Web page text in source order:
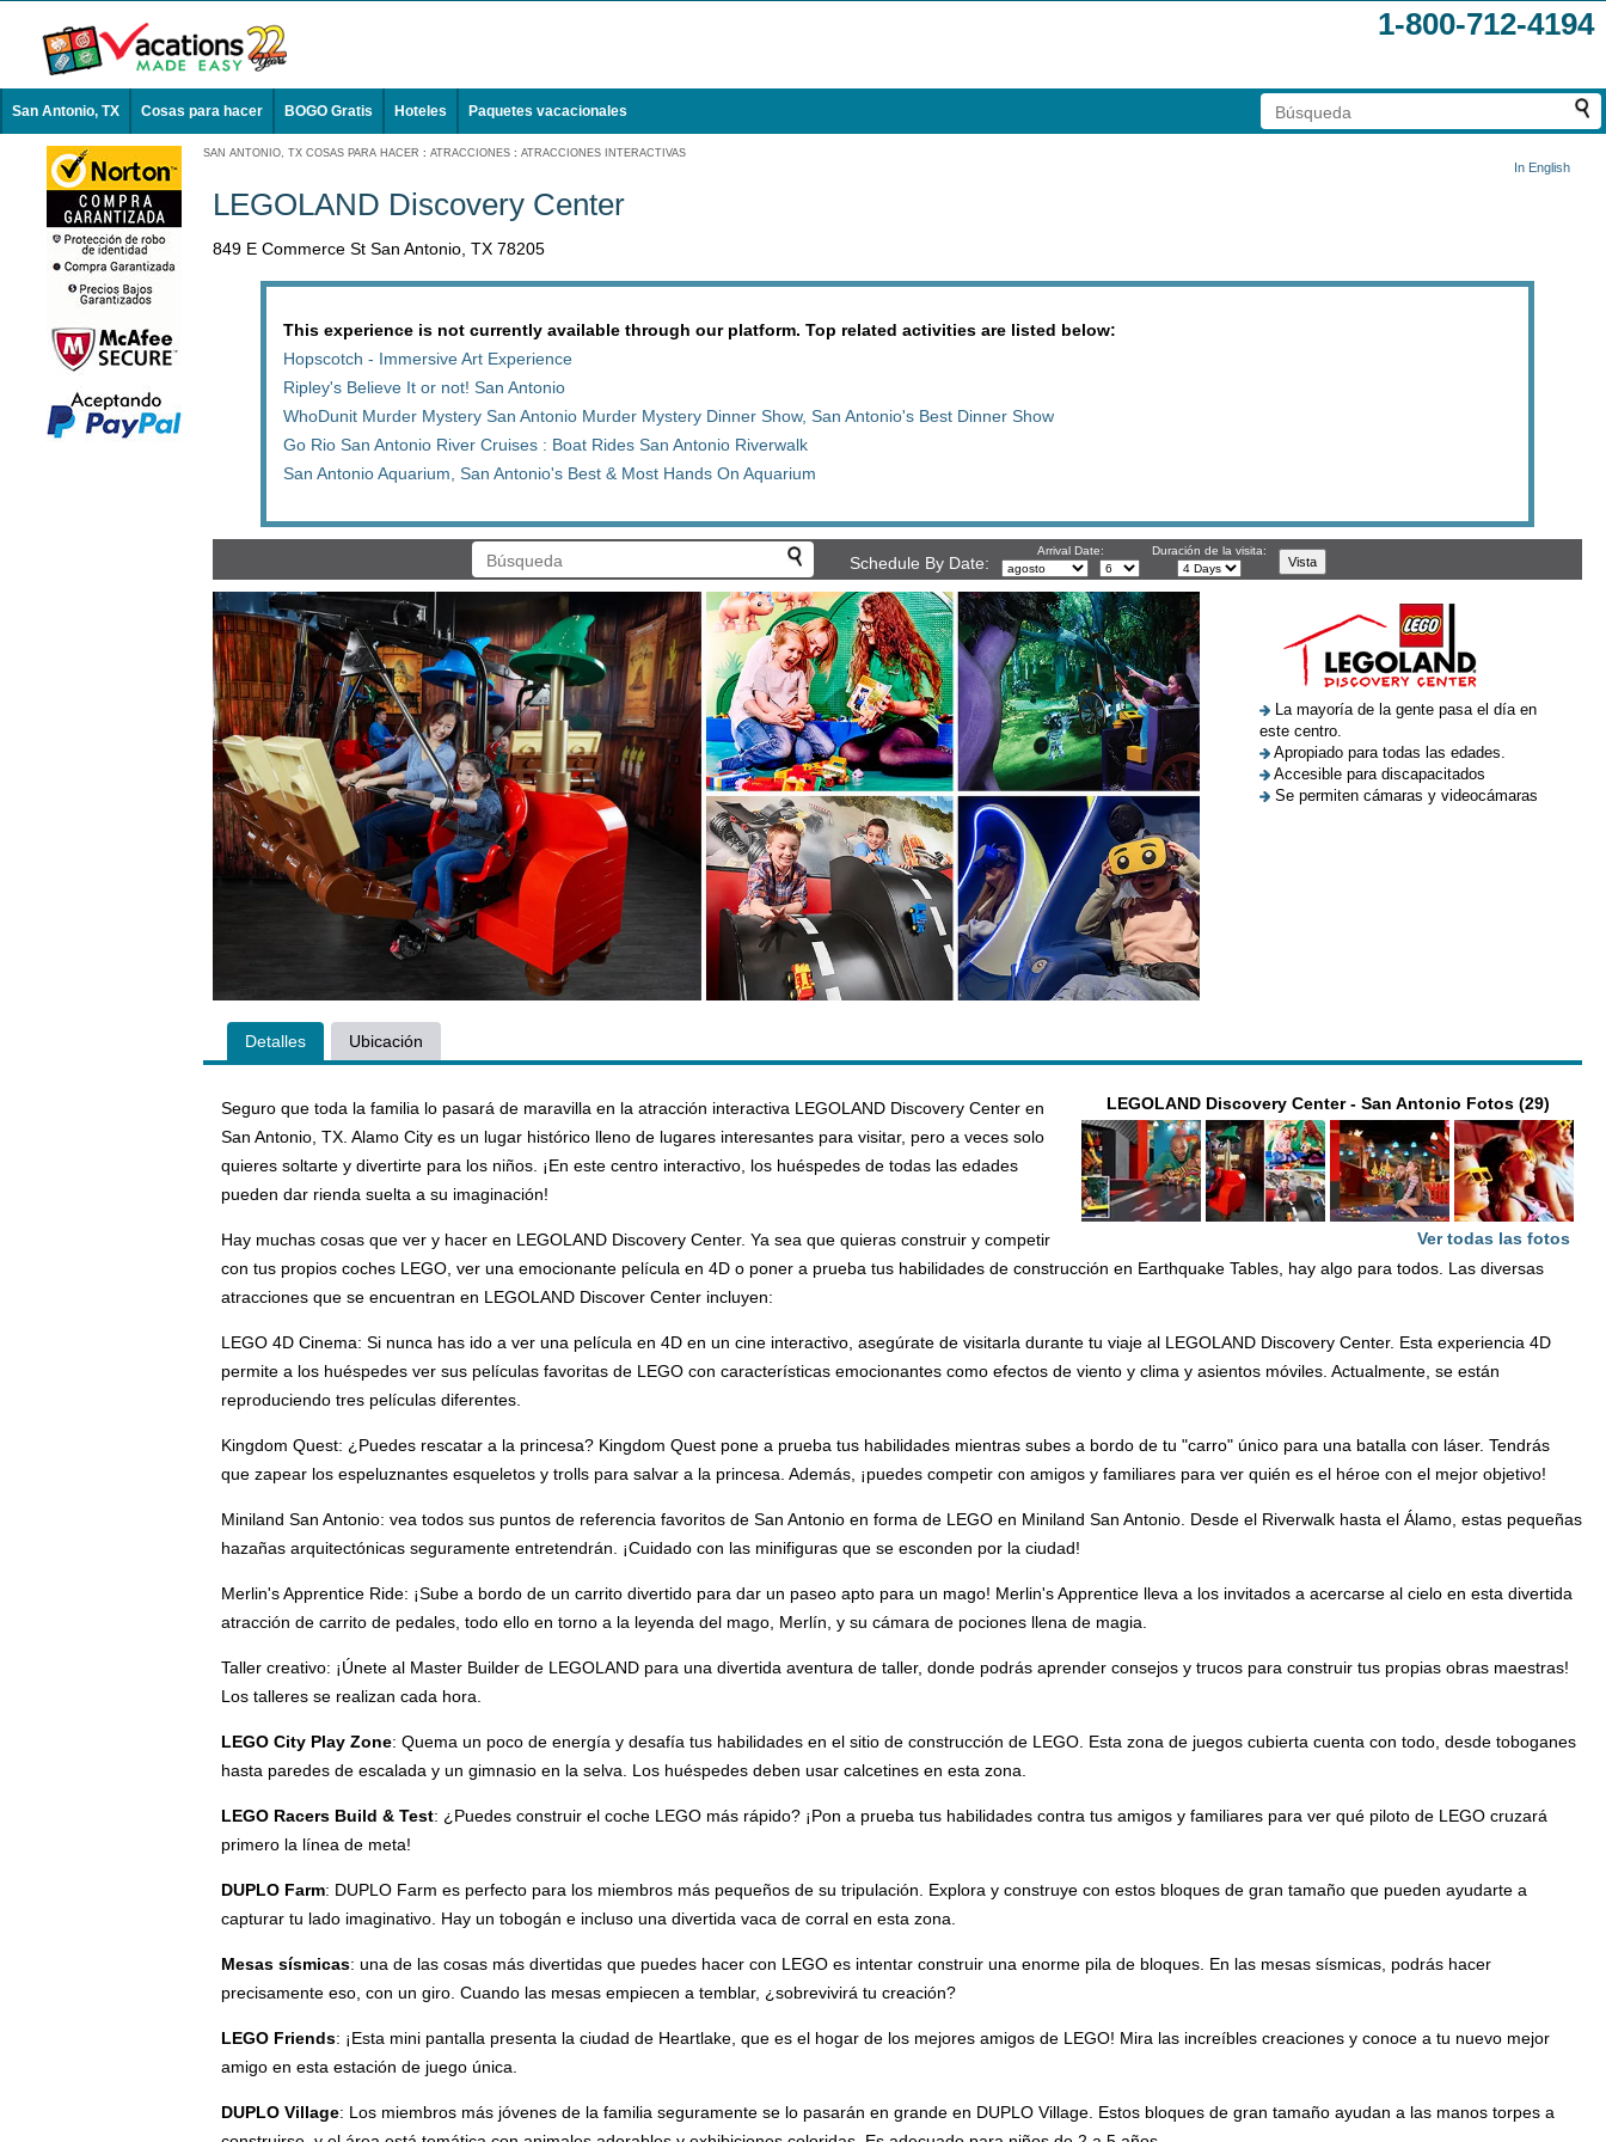
1-800-712-4194
San Antonio, TX Cosas para hacer BOGO Gratis Hoteles Paquetes vacacionales
SAN ANTONIO, TX COSAS PARA HACER : ATRACCIONES : ATRACCIONES INTERACTIVAS
In English
LEGOLAND Discovery Center
849 E Commerce St San Antonio, TX 78205
This experience is not currently available through our platform. Top related activities are listed below:
Hopscotch - Immersive Art Experience
Ripley's Believe It or not! San Antonio
WhoDunit Murder Mystery San Antonio Murder Mystery Dinner Show, San Antonio's Best Dinner Show
Go Rio San Antonio River Cruises : Boat Rides San Antonio Riverwalk
San Antonio Aquarium, San Antonio's Best & Most Hands On Aquarium
Schedule By Date:
Arrival Date: Duración de la visita:
La mayoría de la gente pasa el día en
este centro.
Apropiado para todas las edades.
Accesible para discapacitados
Se permiten cámaras y videocámaras
Detalles Ubicación
LEGOLAND Discovery Center - San Antonio Fotos (29)
Ver todas las fotos
Seguro que toda la familia lo pasará de maravilla en la atracción interactiva LEGOLAND Discovery Center en
San Antonio, TX. Alamo City es un lugar histórico lleno de lugares interesantes para visitar, pero a veces solo
quieres soltarte y divertirte para los niños. ¡En este centro interactivo, los huéspedes de todas las edades
pueden dar rienda suelta a su imaginación!
Hay muchas cosas que ver y hacer en LEGOLAND Discovery Center. Ya sea que quieras construir y competir
con tus propios coches LEGO, ver una emocionante película en 4D o poner a prueba tus habilidades de construcción en Earthquake Tables, hay algo para todos. Las diversas
atracciones que se encuentran en LEGOLAND Discover Center incluyen:
LEGO 4D Cinema: Si nunca has ido a ver una película en 4D en un cine interactivo, asegúrate de visitarla durante tu viaje al LEGOLAND Discovery Center. Esta experiencia 4D
permite a los huéspedes ver sus películas favoritas de LEGO con características emocionantes como efectos de viento y clima y asientos móviles. Actualmente, se están
reproduciendo tres películas diferentes.
Kingdom Quest: ¿Puedes rescatar a la princesa? Kingdom Quest pone a prueba tus habilidades mientras subes a bordo de tu "carro" único para una batalla con láser. Tendrás
que zapear los espeluznantes esqueletos y trolls para salvar a la princesa. Además, ¡puedes competir con amigos y familiares para ver quién es el héroe con el mejor objetivo!
Miniland San Antonio: vea todos sus puntos de referencia favoritos de San Antonio en forma de LEGO en Miniland San Antonio. Desde el Riverwalk hasta el Álamo, estas pequeñas
hazañas arquitectónicas seguramente entretendrán. ¡Cuidado con las minifiguras que se esconden por la ciudad!
Merlin's Apprentice Ride: ¡Sube a bordo de un carrito divertido para dar un paseo apto para un mago! Merlin's Apprentice lleva a los invitados a acercarse al cielo en esta divertida
atracción de carrito de pedales, todo ello en torno a la leyenda del mago, Merlín, y su cámara de pociones llena de magia.
Taller creativo: ¡Únete al Master Builder de LEGOLAND para una divertida aventura de taller, donde podrás aprender consejos y trucos para construir tus propias obras maestras!
Los talleres se realizan cada hora.
LEGO City Play Zone: Quema un poco de energía y desafía tus habilidades en el sitio de construcción de LEGO. Esta zona de juegos cubierta cuenta con todo, desde toboganes
hasta paredes de escalada y un gimnasio en la selva. Los huéspedes deben usar calcetines en esta zona.
LEGO Racers Build & Test: ¿Puedes construir el coche LEGO más rápido? ¡Pon a prueba tus habilidades contra tus amigos y familiares para ver qué piloto de LEGO cruzará
primero la línea de meta!
DUPLO Farm: DUPLO Farm es perfecto para los miembros más pequeños de su tripulación. Explora y construye con estos bloques de gran tamaño que pueden ayudarte a
capturar tu lado imaginativo. Hay un tobogán e incluso una divertida vaca de corral en esta zona.
Mesas sísmicas: una de las cosas más divertidas que puedes hacer con LEGO es intentar construir una enorme pila de bloques. En las mesas sísmicas, podrás hacer
precisamente eso, con un giro. Cuando las mesas empiecen a temblar, ¿sobrevivirá tu creación?
LEGO Friends: ¡Esta mini pantalla presenta la ciudad de Heartlake, que es el hogar de los mejores amigos de LEGO! Mira las increíbles creaciones y conoce a tu nuevo mejor
amigo en esta estación de juego única.
DUPLO Village: Los miembros más jóvenes de la familia seguramente se lo pasarán en grande en DUPLO Village. Estos bloques de gran tamaño ayudan a las manos torpes a